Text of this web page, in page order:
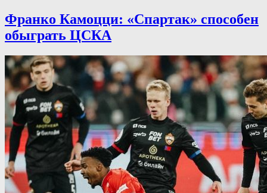
Франко Камоцци: «Спартак» способен
обыграть ЦСКА